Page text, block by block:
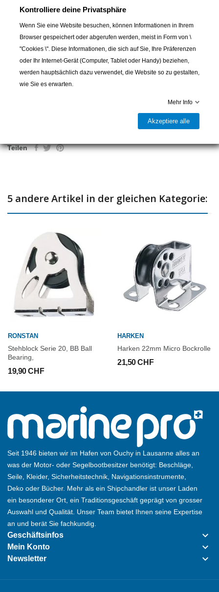
Kugellager, Scheiben und Seitenwangenn sind UV-stabilisiert und
Max. Leinen Ø: 8 mm
Mehr lesen
Teilen
5 andere Artikel in der gleichen Kategorie:
RONSTAN
Stehblock Serie 20, BB Ball
Bearing,
19,90 CHF
HARKEN
Harken 22mm Micro Bockrolle
21,50 CHF
Seit 1946 bieten wir im Hafen von Ouchy in Lausanne alles an
was der Motor- oder Segelbootbesitzer benötigt: Beschläge,
Seile, Kleider, Sicherheitstechnik, Navigationsinstrumente,
Deko oder Bücher. Mehr als ein Shipchandler ist unser Laden
ein besonderer Ort, ein Traditionsgeschäft geprägt von grosser
Auswahl und Qualität. Unser Team bietet Ihnen seine Expertise
an und berät Sie fachkundig.
Geschäftsinfos keyboard_arrow_down
Mein Konto keyboard_arrow_down
Newsletter keyboard_arrow_down
Kontrolliere deine Privatsphäre
Wenn Sie eine Website besuchen, können Informationen in Ihrem
Browser gespeichert oder abgerufen werden, meist in Form von \
"Cookies \". Diese Informationen, die sich auf Sie, Ihre Präferenzen
oder Ihr Internet-Gerät (Computer, Tablet oder Handy) beziehen,
werden hauptsächlich dazu verwendet, die Website so zu gestalten,
wie Sie es erwarten.
Mehr Info
Akzeptiere alle